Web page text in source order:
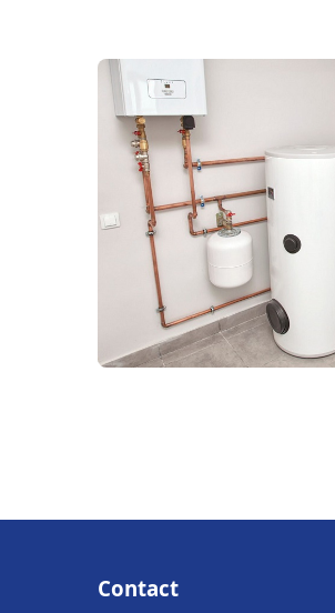
Contact